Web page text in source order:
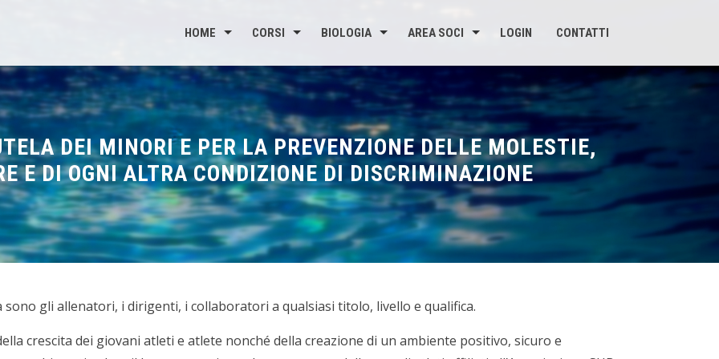
HOME CORSI BIOLOGIA AREA SOCI LOGIN CONTATTI
DEI MINORI E PER LA PREVENZIONE DELLE MOLESTIE,
E DI OGNI ALTRA CONDIZIONE DI DISCRIMINAZIONE
gli allenatori, i dirigenti, i collaboratori a qualsiasi titolo, livello e qualifica.
crescita dei giovani atleti e atlete nonché della creazione di un ambiente positivo, sicuro e